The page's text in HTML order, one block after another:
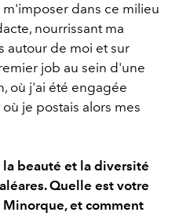
dans ce milieu
nourrissant ma
autour de moi et sur
job au sein d'une
où j'ai été engagée
je postais alors mes
beauté et la diversité
Quelle est votre
et comment